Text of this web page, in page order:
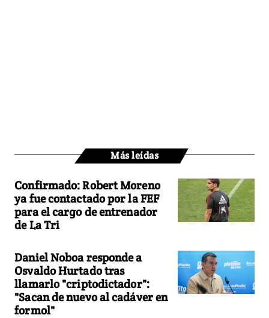
Más leídas
Confirmado: Robert Moreno
ya fue contactado por la FEF
para el cargo de entrenador
de La Tri
Daniel Noboa responde a
Osvaldo Hurtado tras
llamarlo "criptodictador":
"Sacan de nuevo al cadáver en
formol"